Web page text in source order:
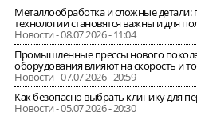
Металлообработка и сложные
технологии становятся важны и для
Новости - 08.07.2026 - 11:04
Промышленные прессы нового
оборудования влияют на скорость и
Новости - 07.07.2026 - 20:59
Как безопасно выбрать клинику для
Новости - 05.07.2026 - 20:30